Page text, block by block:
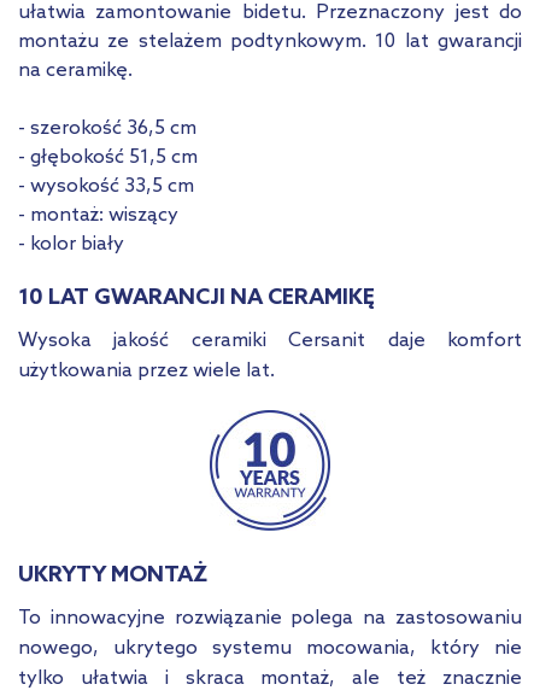
ułatwia zamontowanie bidetu. Przeznaczony jest do
montażu ze stelażem podtynkowym. 10 lat gwarancji
na ceramikę.
- szerokość 36,5 cm
- głębokość 51,5 cm
- wysokość 33,5 cm
- montaż: wiszący
- kolor biały
10 LAT GWARANCJI NA CERAMIKĘ
Wysoka jakość ceramiki Cersanit daje komfort
użytkowania przez wiele lat.
UKRYTY MONTAŻ
To innowacyjne rozwiązanie polega na zastosowaniu
nowego, ukrytego systemu mocowania, który nie
tylko ułatwia i skraca montaż, ale też znacznie